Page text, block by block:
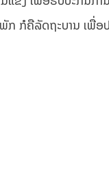
ກ ກໍຄືລັດຖະບານ ເພື່ອ